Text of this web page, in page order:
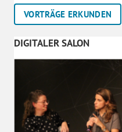
VORTRÄGE ERKUNDEN
DIGITALER SALON